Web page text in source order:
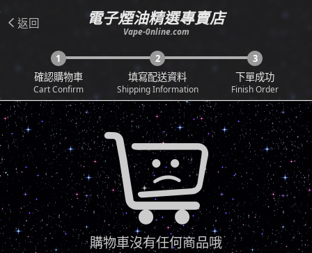
返回 電子煙油精選專賣店
Vape-0nline.com
1
確認購物車
Cart Confirm
2
填寫配送資料
Shipping Information
3
下單成功
Finish Order

購物車沒有任何商品哦